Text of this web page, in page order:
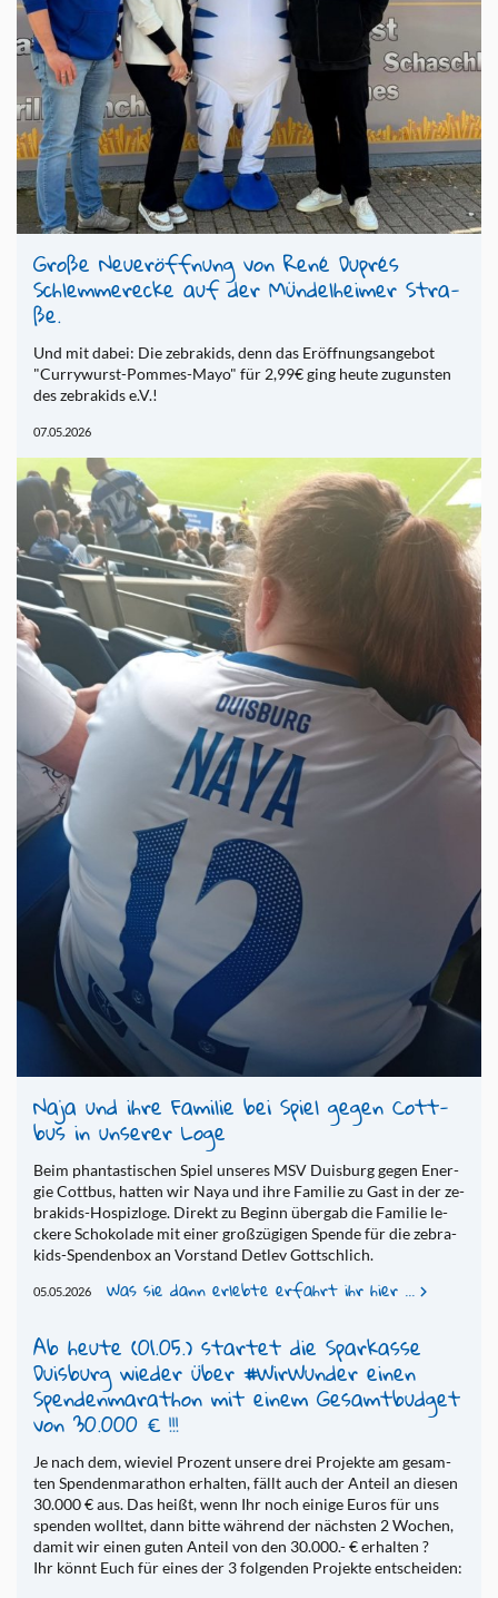
Große Neu­er­öff­nung von René Du­prés
Schlem­me­r­e­cke auf der Mün­del­hei­mer Stra­
ße.
Und mit dabei: Die ze­bra­kids, denn das Er­öff­nungs­an­ge­bot
"Cur­ry­wurst-Pom­mes-Mayo" für 2,99€ ging heute zu­guns­ten
des ze­bra­kids e.V.!
07.05.2026
Naja und ihre Fa­mi­lie bei Spiel gegen Cott­
bus in un­se­rer Loge
Beim phan­tas­ti­­schen Spiel un­­­se­res MSV Duis­­burg gegen Ener­­
gie Cot­t­­bus, hat­ten wir Naya und ihre Fa­­mi­­lie zu Gast in der ze­­
bra­kids-Ho­­spi­z­lo­­ge. Di­rekt zu Be­­ginn übergab die Fa­­mi­­lie le­
cke­­re Scho­­ko­la­­de mit einer groß­­zü­­gi­­gen Spen­­de für die ze­­bra­
kids-Spen­­den­­box an Vor­­stand Det­lev Got­t­sch­­lich.
05.05.2026 Was sie dann erlebte erfahrt ihr hier ...
Ab heute (01.05.) star­tet die Spar­kas­se
Duis­burg wie­der über #WirWun­der einen
Spen­den­ma­ra­thon mit einem Ge­samt­bud­get
von 30.000 € !!!
Je nach dem, wie­viel Pro­zent un­se­re drei Pro­jek­te am ge­sam­
ten Spen­den­ma­ra­thon er­hal­ten, fällt auch der An­teil an die­sen
30.000 € aus. Das heißt, wenn Ihr noch ei­ni­ge Euros für uns
spen­den woll­tet, dann bitte wäh­rend der nächs­ten 2 Wo­chen,
damit wir einen guten An­teil von den 30.000.- € er­hal­ten ?
Ihr könnt Euch für eines der 3 fol­gen­den Pro­jek­te ent­schei­den: